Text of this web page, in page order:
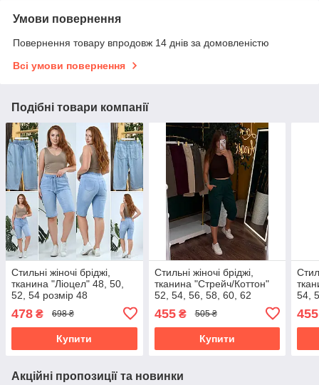
Умови повернення
Повернення товару впродовж 14 днів за домовленістю
Всі умови повернення
Подібні товари компанії
Стильні жіночі бріджі,
тканина "Ліоцел" 48, 50,
52, 54 розмір 48
478 ₴ 698 ₴
Купити
Стильні жіночі бріджі,
тканина "Стрейч/Коттон"
52, 54, 56, 58, 60, 62
455₴ 505 ₴
Купити
54,
455
Акційні пропозиції та новинки